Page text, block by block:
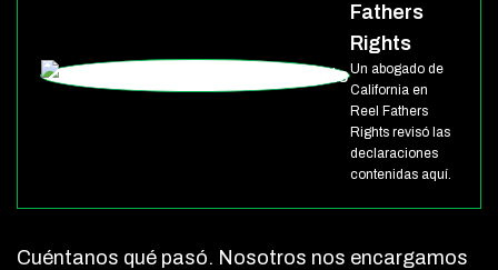
Fathers
Rights
Un abogado de
California en
Reel Fathers
Rights revisó las
declaraciones
contenidas aquí.
Cuéntanos qué pasó. Nosotros nos encargamos